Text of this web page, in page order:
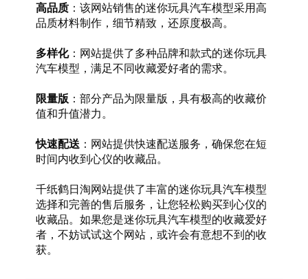
高品质：该网站销售的迷你玩具汽车模型采用高
品质材料制作，细节精致，还原度极高。
多样化：网站提供了多种品牌和款式的迷你玩具
汽车模型，满足不同收藏爱好者的需求。
限量版 ：部分产品为限量版，具有极高的收藏价
值和升值潜力。
快速配送：网站提供快速配送服务，确保您在短
时间内收到心仪的收藏品。
千纸鹤日淘网站提供了丰富的迷你玩具汽车模型
选择和完善的售后服务，让您轻松购买到心仪的
收藏品。如果您是迷你玩具汽车模型的收藏爱好
者，不妨试试这个网站，或许会有意想不到的收
获。